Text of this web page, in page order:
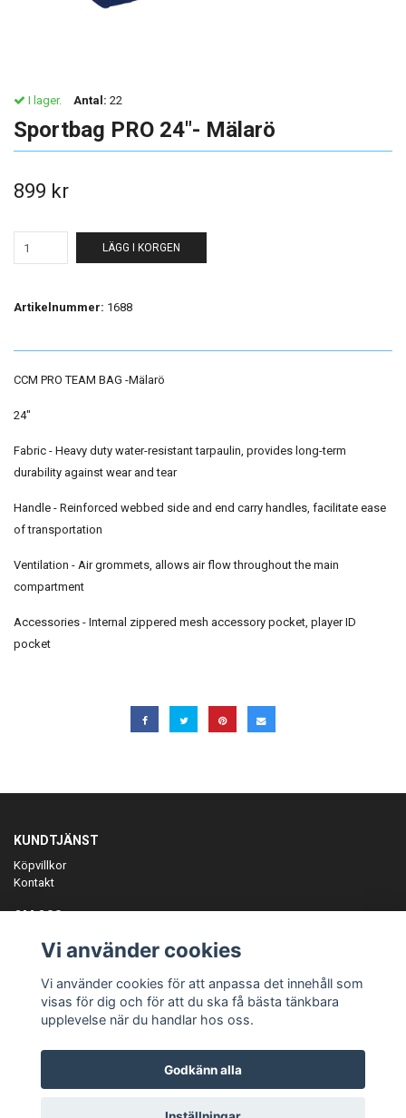
I lager. Antal: 22
Sportbag PRO 24"- Mälarö
899 kr
LÄGG I KORGEN
Artikelnummer: 1688
CCM PRO TEAM BAG -Mälarö
24"
Fabric - Heavy duty water-resistant tarpaulin, provides long-term
durability against wear and tear
Handle - Reinforced webbed side and end carry handles, facilitate ease
of transportation
Ventilation - Air grommets, allows air flow throughout the main
compartment
Accessories - Internal zippered mesh accessory pocket, player ID
pocket
KUNDTJÄNST
Köpvillkor
Kontakt
OM OSS
ANMÄL DIG TILL VÅRT NYHETSBREV
Prenumerera
Vi använder cookies
Vi använder cookies för att anpassa det innehåll som
visas för dig och för att du ska få bästa tänkbara
upplevelse när du handlar hos oss.
Godkänn alla